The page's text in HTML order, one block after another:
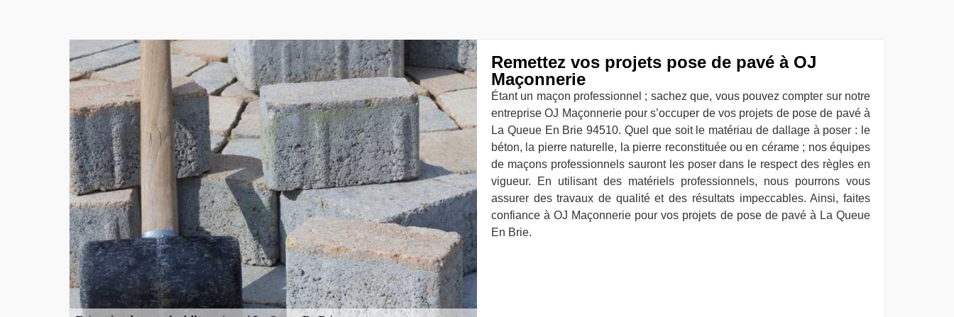
Remettez vos projets pose de pavé à OJ
Maçonnerie
Étant un maçon professionnel ; sachez que, vous pouvez compter sur notre
entreprise OJ Maçonnerie pour s’occuper de vos projets de pose de pavé à
La Queue En Brie 94510. Quel que soit le matériau de dallage à poser : le
béton, la pierre naturelle, la pierre reconstituée ou en cérame ; nos équipes
de maçons professionnels sauront les poser dans le respect des règles en
vigueur. En utilisant des matériels professionnels, nous pourrons vous
assurer des travaux de qualité et des résultats impeccables. Ainsi, faites
confiance à OJ Maçonnerie pour vos projets de pose de pavé à La Queue
En Brie.